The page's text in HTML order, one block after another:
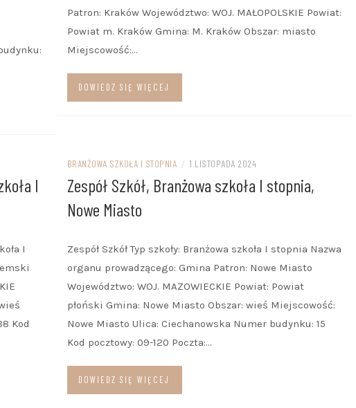
Patron: Kraków Województwo: WOJ. MAŁOPOLSKIE Powiat:
Powiat m. Kraków Gmina: M. Kraków Obszar: miasto
Miejscowość:…
DOWIEDZ SIĘ WIĘCEJ
I
I
Kod
BRANŻOWA SZKOŁA I STOPNIA / 1 LISTOPADA 2024
Zespół Szkół, Branżowa szkoła I stopnia,
Nowe Miasto
Zespół Szkół Typ szkoły: Branżowa szkoła I stopnia Nazwa
organu prowadzącego: Gmina Patron: Nowe Miasto
Województwo: WOJ. MAZOWIECKIE Powiat: Powiat
płoński Gmina: Nowe Miasto Obszar: wieś Miejscowość:
Nowe Miasto Ulica: Ciechanowska Numer budynku: 15
Kod pocztowy: 09-120 Poczta:…
DOWIEDZ SIĘ WIĘCEJ